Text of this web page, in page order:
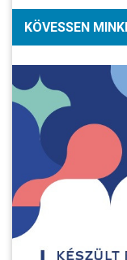
KÖVESSEN